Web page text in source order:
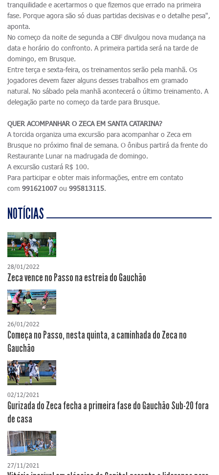
tranquilidade e acertarmos o que fizemos que errado na primeira
fase. Porque agora são só duas partidas decisivas e o detalhe pesa",
aponta.
No começo da noite de segunda a CBF divulgou nova mudança na
data e horário do confronto. A primeira partida será na tarde de
domingo, em Brusque.
Entre terça e sexta-feira, os treinamentos serão pela manhã. Os
jogadores devem fazer alguns desses trabalhos em gramado
natural. No sábado pela manhã acontecerá o último treinamento. A
delegação parte no começo da tarde para Brusque.
QUER ACOMPANHAR O ZECA EM SANTA CATARINA?
A torcida organiza uma excursão para acompanhar o Zeca em
Brusque no próximo final de semana. O ônibus partirá da frente do
Restaurante Lunar na madrugada de domingo.
A excursão custará R$ 100.
Para participar e obter mais informações, entre em contato
com 991621007 ou 995813115.
NOTÍCIAS
28/01/2022
Zeca vence no Passo na estreia do Gauchão
26/01/2022
Começa no Passo, nesta quinta, a caminhada do Zeca no
Gauchão
02/12/2021
Gurizada do Zeca fecha a primeira fase do Gauchão Sub-20 fora
de casa
27/11/2021